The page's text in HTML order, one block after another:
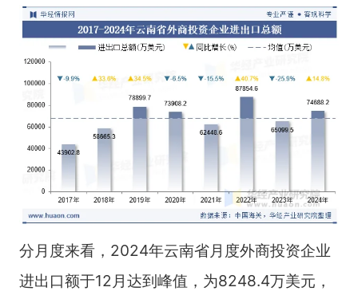
分月度来看，2024年云南省月度外商投资企业
进出口额于12月达到峰值，为8248.4万美元，